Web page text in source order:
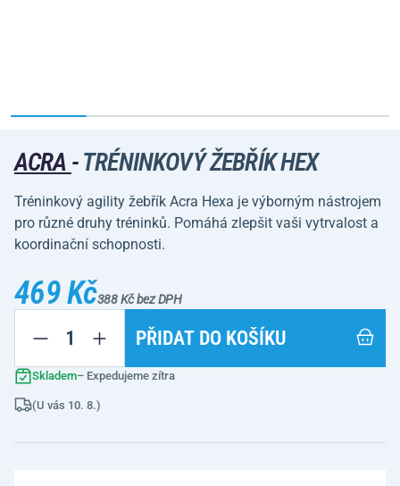
ACRA -TRÉNINKOVÝ ŽEBŘÍK HEX
Tréninkový agility žebřík Acra Hexa je výborným nástrojem
pro různé druhy tréninků. Pomáhá zlepšit vaši vytrvalost a
koordinační schopnosti.
469 Kč388 Kč bez DPH
PŘIDAT DO KOŠÍKU
Skladem– Expedujeme zítra
(U vás 10. 8.)